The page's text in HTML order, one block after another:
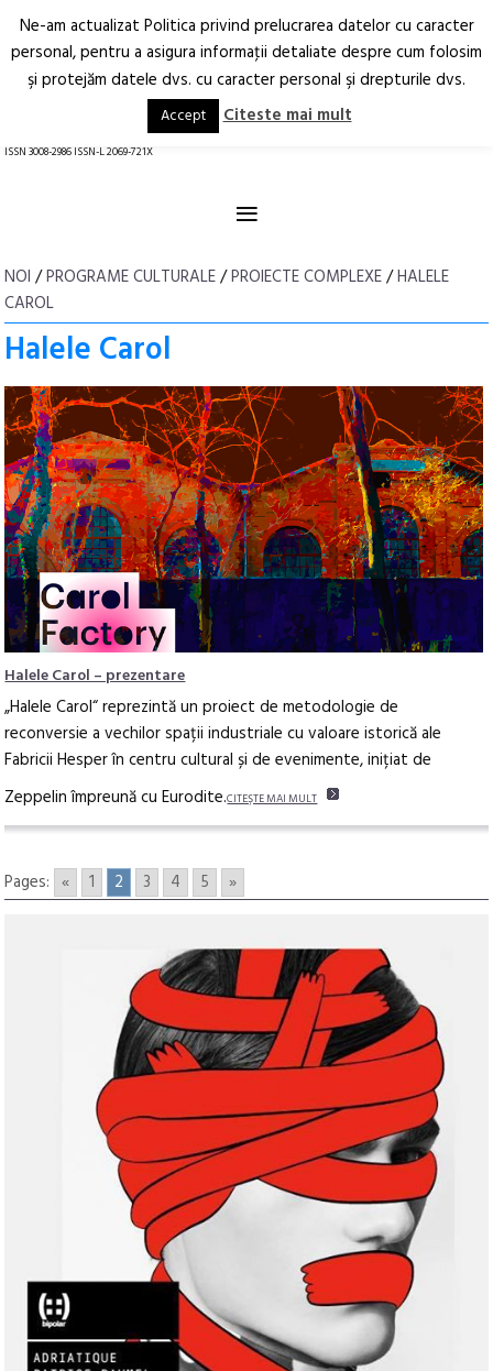
Arhitectură.
Oraș.
RO EN
ISSN 3008-2986 ISSN-L 2069-721X
≡
NOI /PROGRAME CULTURALE/PROIECTE COMPLEXE/HALELE
CAROL
Halele Carol
Halele Carol – prezentare
„Halele Carol“ reprezintă un proiect de metodologie de
reconversie a vechilor spații industriale cu valoare istorică ale
Fabricii Hesper în centru cultural și de evenimente, inițiat de
Zeppelin împreună cu Eurodite.CITEŞTE MAI MULT
Pages: « 1 2 3 4 5 »
Ne-am actualizat Politica privind prelucrarea datelor cu caracter
personal, pentru a asigura informaţii detaliate despre cum folosim
şi protejăm datele dvs. cu caracter personal şi drepturile dvs.
Accept Citeste mai mult